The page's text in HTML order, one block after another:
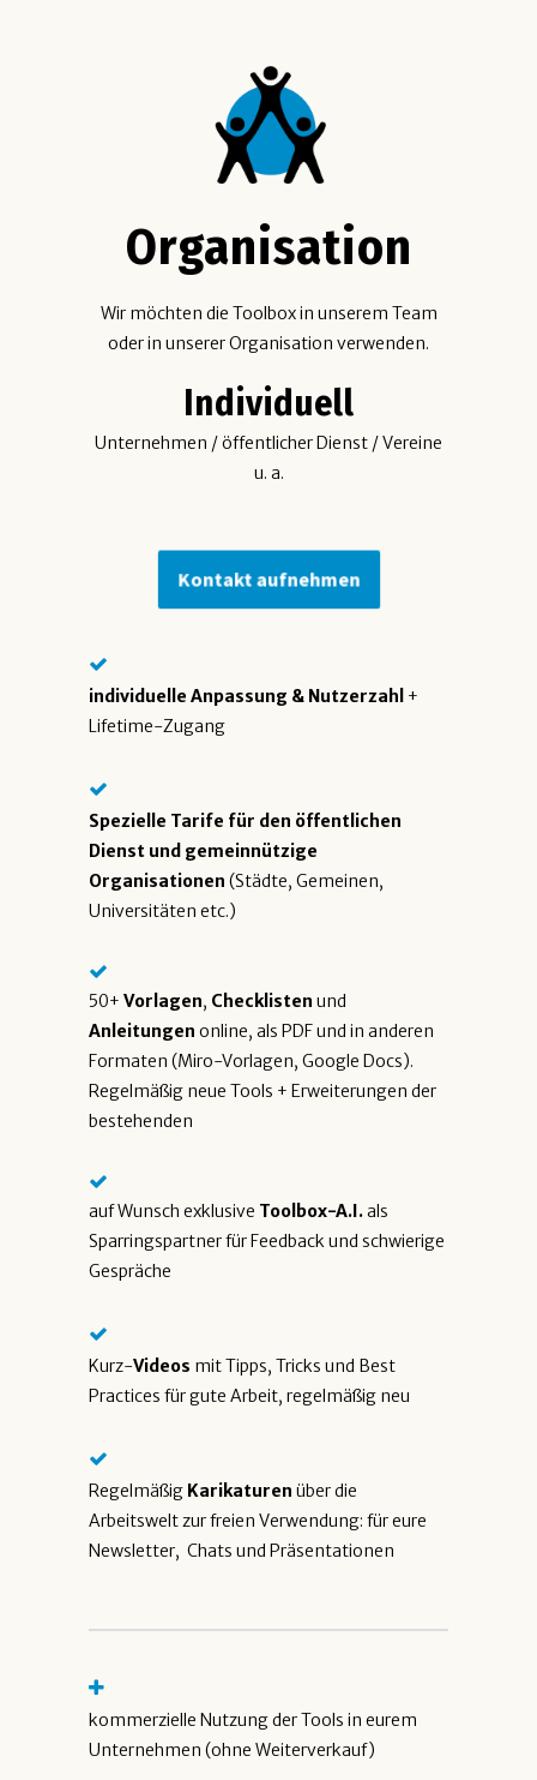
Organisation
Wir möchten die Toolbox in unserem Team
oder in unserer Organisation verwenden.
Individuell
Unternehmen / öffentlicher Dienst / Vereine
u. a.
Kontakt aufnehmen
individuelle Anpassung & Nutzerzahl +
Lifetime-Zugang
Spezielle Tarife für den öffentlichen
Dienst und gemeinnützige
Organisationen (Städte, Gemeinen,
Universitäten etc.)
50+ Vorlagen, Checklisten und
Anleitungen online, als PDF und in anderen
Formaten (Miro-Vorlagen, Google Docs).
Regelmäßig neue Tools + Erweiterungen der
bestehenden
auf Wunsch exklusive Toolbox-A.I.als
Sparringspartner für Feedback und schwierige
Gespräche
Kurz-Videos mit Tipps, Tricks und Best
Practices für gute Arbeit, regelmäßig neu
Regelmäßig Karikaturen über die
Arbeitswelt zur freien Verwendung: für eure
Newsletter, Chats und Präsentationen
kommerzielle Nutzung der Tools in eurem
Unternehmen (ohne Weiterverkauf)